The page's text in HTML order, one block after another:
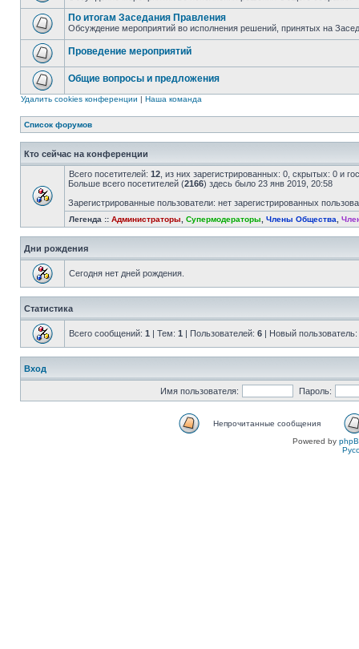
По итогам Заседания Правления
Обсуждение мероприятий во исполнения решений, принятых на
Проведение мероприятий
Общие вопросы и предложения
Удалить cookies конференции | Наша команда
Список форумов
Кто сейчас на конференции
Всего посетителей: 12 , из них зарегистрированных: 0, скрытых: 0 и
Больше всего посетителей (2166) здесь было 23 янв 2019, 20:58
Зарегистрированные пользователи: нет зарегистрированных
Легенда :: Администраторы Супермодераторы Члены Общества
Дни рождения
Сегодня нет дней рождения.
Статистика
Всего сообщений: 1 | Тем: 1 | Пользователей: 6 | Новый пользователь:
Вход
Имя пользователя: Пароль:
Непрочитанные сообщения
Powered by